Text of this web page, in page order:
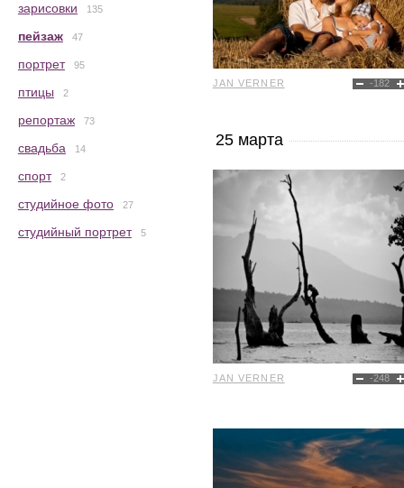
зарисовки 135
пейзаж 47
портрет 95
птицы 2
репортаж 73
свадьба 14
спорт 2
студийное фото 27
студийный портрет 5
-182
JAN VERNER
25 марта
-248
JAN VERNER